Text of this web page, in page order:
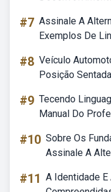
#7 Assinale A
Exemplos De
#8 Veículo
Posição
#9 Tecendo
Manual Do
#10 Sobre Os
Assinale A
#11 A Identidade